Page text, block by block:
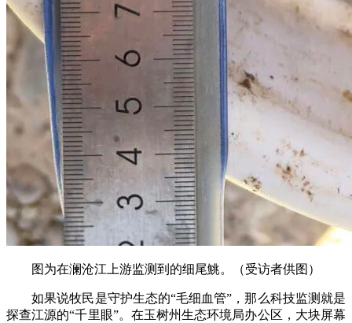
图为在澜沧江上游监测到的细尾鮡。（受访者供图）
如果说牧民是守护生态的“毛细血管”，那么科技监测就是
探查江源的“千里眼”。在玉树州生态环境局办公区，大块屏幕